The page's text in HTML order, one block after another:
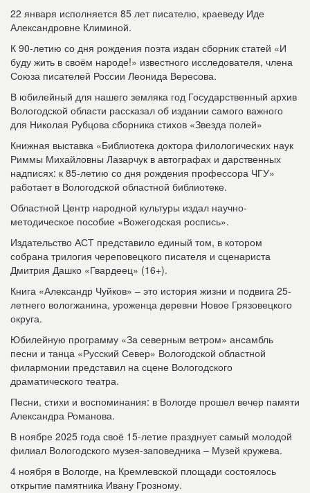
22 января исполняется 85 лет писателю, краеведу Иде
Александровне Климиной.
К 90-летию со дня рождения поэта издан сборник статей «И
буду жить в своём народе!» известного исследователя, члена
Союза писателей России Леонида Вересова.
В юбилейный для нашего земляка год Государственный архив
Вологодской области рассказал об издании самого важного
для Николая Рубцова сборника стихов «Звезда полей»
Книжная выставка «Библиотека доктора филологических наук
Риммы Михайловны Лазарчук в автографах и дарственных
надписях: к 85-летию со дня рождения профессора ЧГУ»
работает в Вологодской областной библиотеке.
Областной Центр народной культуры издал научно-
методическое пособие «Вожегодская роспись».
Издательство АСТ представило единый том, в котором
собрана трилогия череповецкого писателя и сценариста
Дмитрия Дашко «Гвардеец» (16+).
Книга «Александр Чуйков» – это история жизни и подвига 25-
летнего вологжанина, уроженца деревни Новое Грязовецкого
округа.
Юбилейную программу «За северным ветром» ансамбль
песни и танца «Русский Север» Вологодской областной
филармонии представил на сцене Вологодского
драматического театра.
Песни, стихи и воспоминания: в Вологде прошел вечер памяти
Александра Романова.
В ноябре 2025 года своё 15-летие празднует самый молодой
филиал Вологодского музея-заповедника – Музей кружева.
4 ноября в Вологде, на Кремлевской площади состоялось
открытие памятника Ивану Грозному.